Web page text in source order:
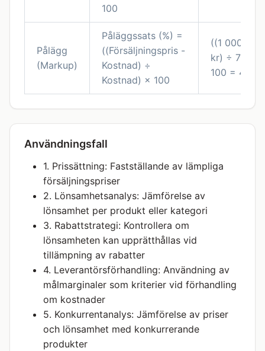
100
Pålägg
(Markup)
Påläggssats (%) =
((Försäljningspris -
Kostnad) ÷
Kostnad) × 100
((1 000 kr -
kr) ÷ 700
100 =
Användningsfall
1. Prissättning: Fastställande av lämpliga
försäljningspriser
2. Lönsamhetsanalys: Jämförelse av
lönsamhet per produkt eller kategori
3. Rabattstrategi: Kontrollera om
lönsamheten kan upprätthållas vid
tillämpning av rabatter
4. Leverantörsförhandling: Användning av
målmarginaler som kriterier vid förhandling
om kostnader
5. Konkurrentanalys: Jämförelse av priser
och lönsamhet med konkurrerande
produkter